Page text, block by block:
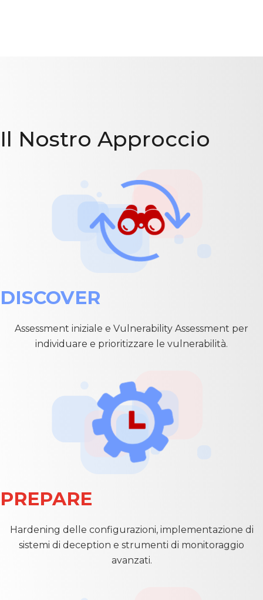
Il Nostro Approccio
DISCOVER
Assessment iniziale e Vulnerability Assessment per
individuare e prioritizzare le vulnerabilità.
PREPARE
Hardening delle configurazioni, implementazione di
sistemi di deception e strumenti di monitoraggio
avanzati.